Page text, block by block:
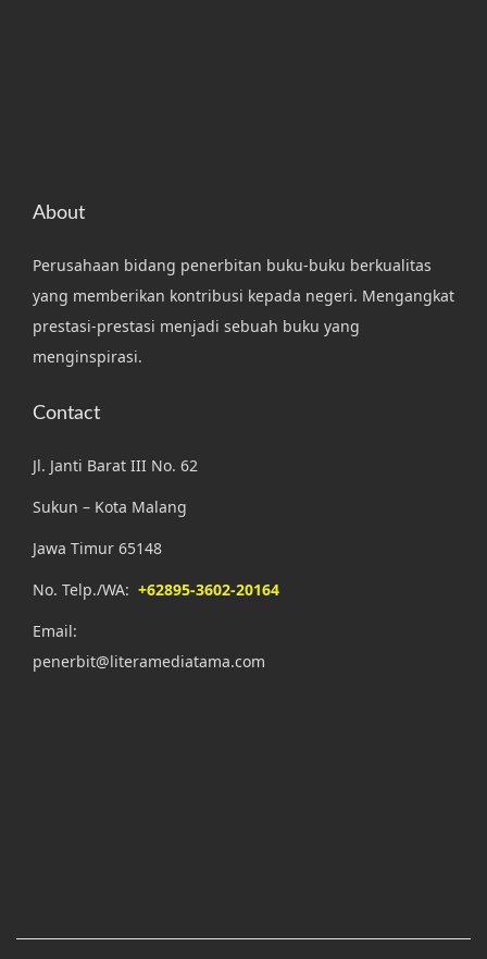
About
Perusahaan bidang penerbitan buku-buku berkualitas
yang memberikan kontribusi kepada negeri. Mengangkat
prestasi-prestasi menjadi sebuah buku yang
menginspirasi.
Contact
Jl. Janti Barat III No. 62
Sukun – Kota Malang
Jawa Timur 65148
No. Telp./WA: +62895-3602-20164
Email:
penerbit@literamediatama.com